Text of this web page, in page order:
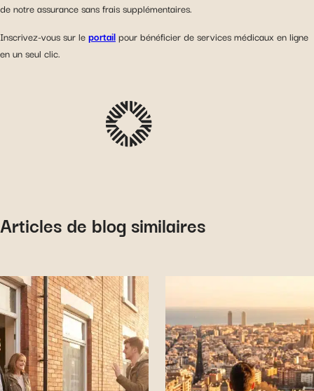
de notre assurance sans frais supplémentaires.
Inscrivez-vous sur leportailpour bénéficier de services médicaux en ligne
en un seul clic.
Articles de blog similaires